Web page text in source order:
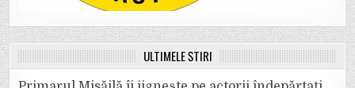
ULTIMELE ȘTIRI